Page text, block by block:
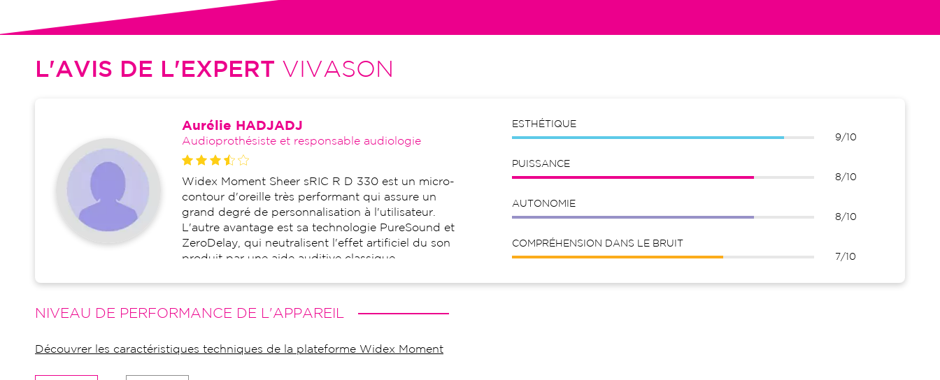
L'AVIS DE L'EXPERT VIVASON
Aurélie HADJADJ
Audioprothésiste et responsable audiologie
Widex Moment Sheer sRIC R D 330 est un micro-
contour d'oreille très performant qui assure un
grand degré de personnalisation à l'utilisateur.
L'autre avantage est sa technologie PureSound et
ZeroDelay, qui neutralisent l'effet artificiel du son
produit par une aide auditive classique.
ESTHÉTIQUE
9/10
PUISSANCE
8/10
AUTONOMIE
8/10
COMPRÉHENSION DANS LE BRUIT
7/10
NIVEAU DE PERFORMANCE DE L'APPAREIL
Découvrer les caractéristiques techniques de la plateforme Widex Moment